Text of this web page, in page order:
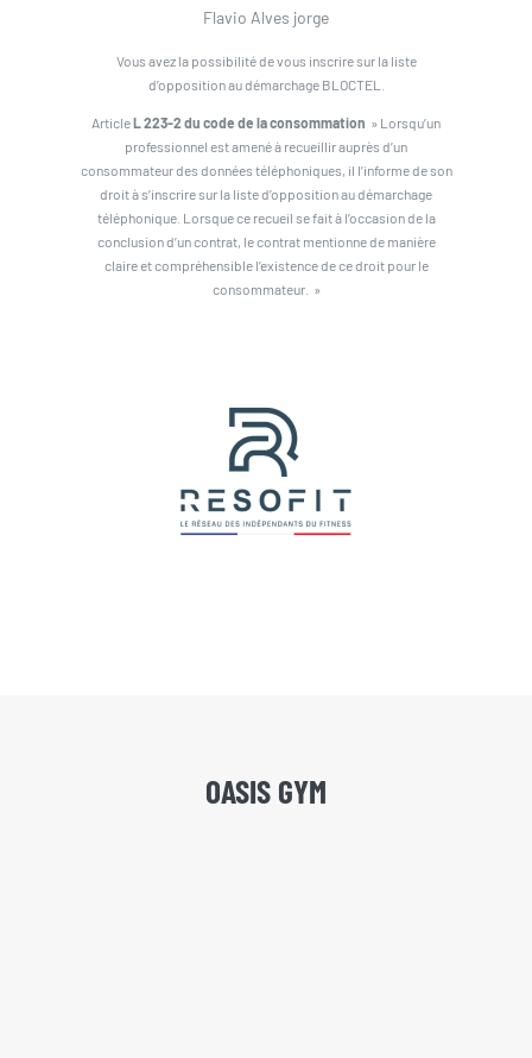
Flavio Alves jorge
Vous avez la possibilité de vous inscrire sur la liste
d’opposition au démarchage BLOCTEL.
ArticleL 223-2 du code de la consommation » Lorsqu’un
professionnel est amené à recueillir auprès d’un
consommateur des données téléphoniques, il l’informe de son
droit à s’inscrire sur la liste d’opposition au démarchage
téléphonique. Lorsque ce recueil se fait à l’occasion de la
conclusion d’un contrat, le contrat mentionne de manière
claire et compréhensible l’existence de ce droit pour le
consommateur. »
OASIS GYM